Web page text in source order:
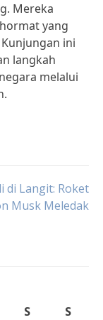
Mereka
yang
ini
langkah
melalui
di Langit: Roket
Musk Meledak
S
S